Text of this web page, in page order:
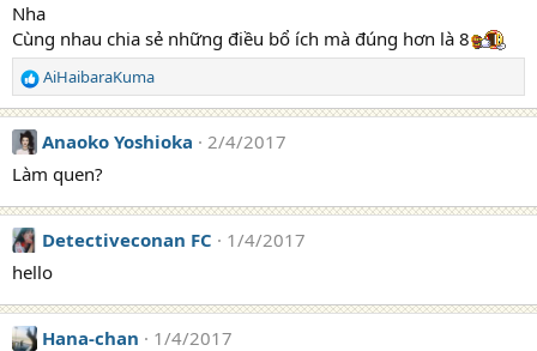
Nha
Cùng nhau chia sẻ những điều bổ ích mà đúng hơn là 8
R
e
a
c
t
o
n
s
:
AiHaibaraKuma
Anaoko Yoshioka
2/4/2017
Làm quen?
Detectiveconan FC
1/4/2017
hello
Hana-chan
1/4/2017